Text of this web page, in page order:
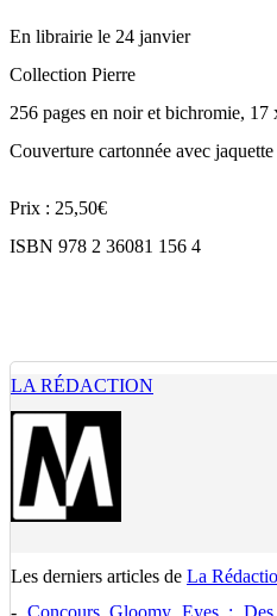
En librairie le 24 janvier
Collection Pierre
256 pages en noir et bichromie, 17
Couverture cartonnée avec jaquette
Prix : 25,50€
ISBN 978 2 36081 156 4
LA RÉDACTION
Les derniers articles de La
- Concours Gloomy Eyes :